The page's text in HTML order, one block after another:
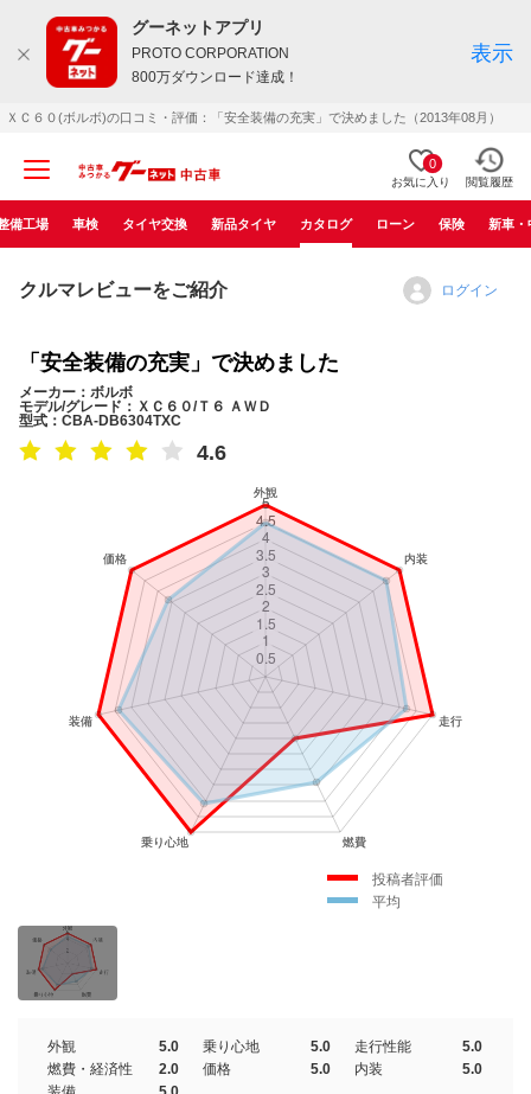
グーネットアプリ
PROTO CORPORATION
800万ダウンロード達成！
表示
ＸＣ６０(ボルボ)の口コミ・評価：「安全装備の充実」で決めました（2013年08月）
0
お気に入り 閲覧履歴
備工場 車検 タイヤ交換 新品タイヤ カタログ ローン 保険 新車・
クルマレビューをご紹介 ログイン
「安全装備の充実」で決めました
メーカー：ボルボ
モデル/グレード：ＸＣ６０/Ｔ６ ＡＷＤ
型式：CBA-DB6304TXC
4.6
投稿者評価
平均
外観 5.0 乗り心地 5.0 走行性能
5.0
燃費・経済性
2.0 価格 5.0 内装
5.0